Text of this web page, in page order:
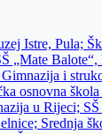
Istre, Pula;
„Mate Balote“,
i
osnovna
u Rijeci;
Srednja